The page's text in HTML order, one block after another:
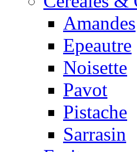
Amandes
Epeautre
Noisette
Pavot
Pistache
Sarrasin